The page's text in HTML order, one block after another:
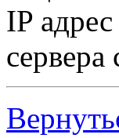
IP